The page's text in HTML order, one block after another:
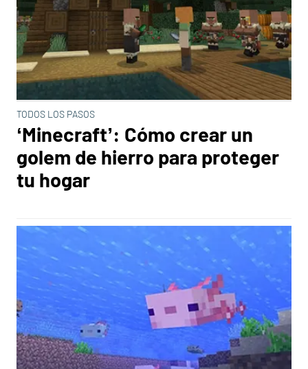
TODOS LOS PASOS
‘Minecraft’: Cómo crear un
golem de hierro para proteger
tu hogar